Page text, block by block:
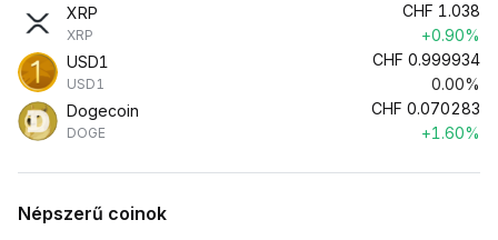
XRP
XRP
CHF 1.038
+0.90%
USD1
USD1
CHF 0.999934
0.00%
Dogecoin
DOGE
CHF 0.070283
+1.60%
Népszerű coinok